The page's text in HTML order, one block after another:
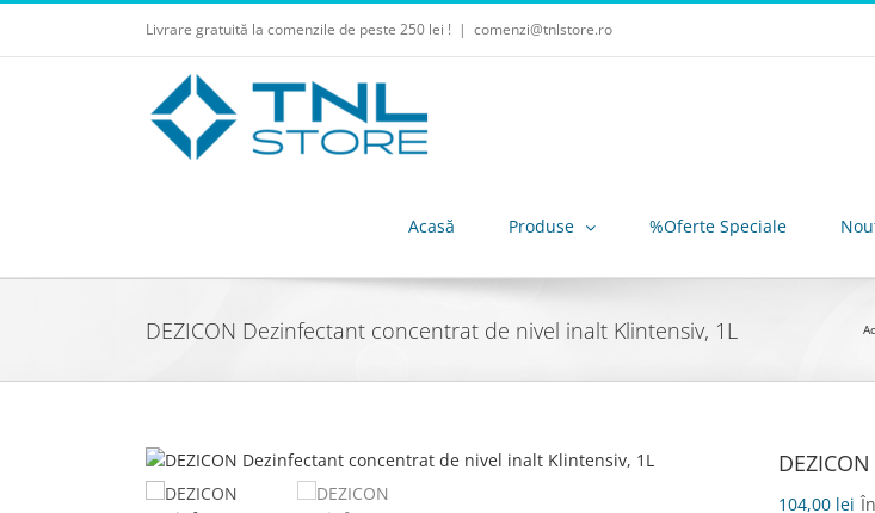
Skip
content
Livrare gratuită la comenzile de peste 250 lei ! | comenzi@tnlstore.ro
Acasă Produse %Oferte Speciale
DEZICON Dezinfectant concentrat de nivel inalt Klintensiv, 1L
104,00 lei